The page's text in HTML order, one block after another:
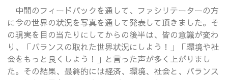
中間のフィードバックを通して、ファシリテーターの方
に今の世界の状況を写真を通して発表して頂きました。そ
の現実を目の当たりにしてからの後半は、皆の意識が変わ
り、「バランスの取れた世界状況にしよう！」「環境や社
会をもっと良くしよう！」と言った声が多く上がりまし
た。その結果、最終的には経済、環境、社会と、バランス